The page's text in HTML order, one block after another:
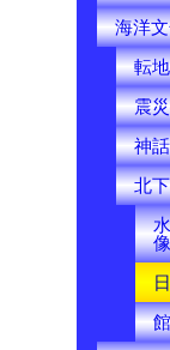
海洋
転
震
神
北
像